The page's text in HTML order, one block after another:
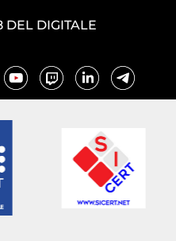
DEL DIGITALE